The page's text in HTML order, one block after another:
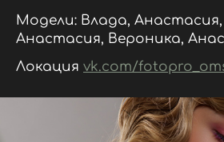
Модели: Влада,
Анастасия, Вероника,
Локация vk.com/